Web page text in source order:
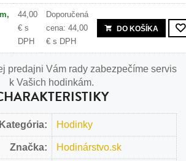
44,00
€ s
DPH
Doporučená
cena: 44,00
€ s DPH
DO KOŠÍKA
predajni Vám rady zabezpečíme servis
k Vašich hodinkám.
Kategória: Hodinky
Značka: Hodinárstvo.sk